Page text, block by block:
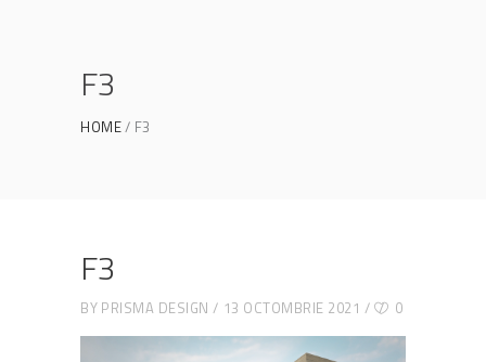
F3
HOME F3
F3
BY PRISMA DESIGN 13 OCTOMBRIE 2021 0